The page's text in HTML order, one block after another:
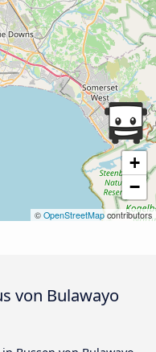
+
−
© OpenStreetMap contributors
von Bulawayo